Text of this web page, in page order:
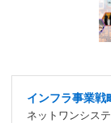
インフラ事業戦
ネットワンシス